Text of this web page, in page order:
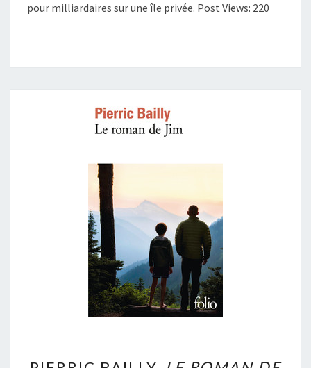
pour milliardaires sur une île privée. Post Views: 220